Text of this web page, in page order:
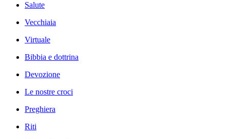
Salute
Vecchiaia
Virtuale
Bibbia e dottrina
Devozione
Le nostre croci
Preghiera
Riti